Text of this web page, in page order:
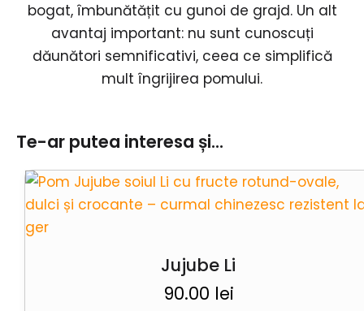
bogat, îmbunătățit cu gunoi de grajd. Un alt
avantaj important: nu sunt cunoscuți
dăunători semnificativi, ceea ce simplifică
mult îngrijirea pomului.
Te-ar putea interesa și...
Jujube Li
90.00 lei